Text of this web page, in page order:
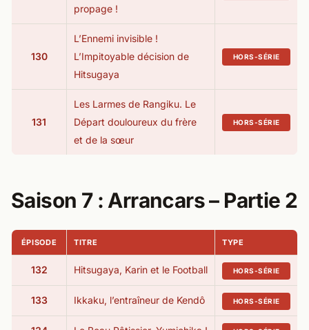
propage !
130
L’Ennemi invisible !
L’Impitoyable décision de
Hitsugaya
HORS-SÉRIE
131
Les Larmes de Rangiku. Le
Départ douloureux du frère
et de la sœur
HORS-SÉRIE
Saison 7 : Arrancars – Partie 2​
ÉPISODE TITRE TYPE
132 Hitsugaya, Karin et le Football HORS-SÉRIE
133 Ikkaku, l’entraîneur de Kendô HORS-SÉRIE